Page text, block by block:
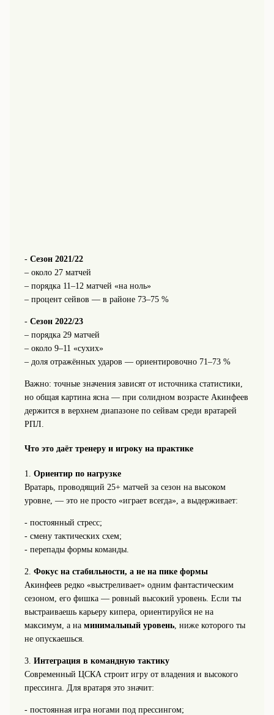
- Сезон 2021/22
– около 27 матчей
– порядка 11–12 матчей «на ноль»
– процент сейвов — в районе 73–75 %
- Сезон 2022/23
– порядка 29 матчей
– около 9–11 «сухих»
– доля отражённых ударов — ориентировочно 71–73 %
Важно: точные значения зависят от источника статистики,
но общая картина ясна — при солидном возрасте Акинфеев
держится в верхнем диапазоне по сейвам среди вратарей
РПЛ.
Что это даёт тренеру и игроку на практике
1. Ориентир по нагрузке
Вратарь, проводящий 25+ матчей за сезон на высоком
уровне, — это не просто «играет всегда», а выдерживает:
- постоянный стресс;
- смену тактических схем;
- перепады формы команды.
2. Фокус на стабильности, а не на пике формы
Акинфеев редко «выстреливает» одним фантастическим
сезоном, его фишка — ровный высокий уровень. Если ты
выстраиваешь карьеру кипера, ориентируйся не на
максимум, а на минимальный уровень, ниже которого ты
не опускаешься.
3. Интеграция в командную тактику
Современный ЦСКА строит игру от владения и высокого
прессинга. Для вратаря это значит:
- постоянная игра ногами под прессингом;